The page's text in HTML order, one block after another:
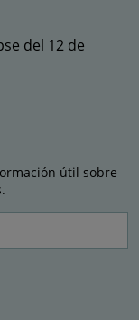
del 12 de
útil sobre